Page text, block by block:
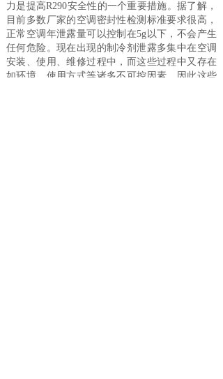
力是提高R290安全性的一个重要措施。据了解，
目前多数厂家的空调密封性检测标准要求很高，
正常空调年泄露量可以控制在5g以下，不会产生
任何危险。现在出现的制冷剂泄露多集中在空调
安装、使用、维修过程中，而这些过程中又存在
如环境、使用方式等诸多不可控因素，因此这些